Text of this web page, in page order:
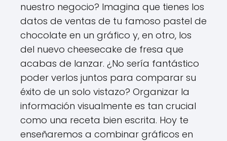
nuestro negocio? Imagina que tienes los
datos de ventas de tu famoso pastel de
chocolate en un gráfico y, en otro, los
del nuevo cheesecake de fresa que
acabas de lanzar. ¿No sería fantástico
poder verlos juntos para comparar su
éxito de un solo vistazo? Organizar la
información visualmente es tan crucial
como una receta bien escrita. Hoy te
enseñaremos a combinar gráficos en